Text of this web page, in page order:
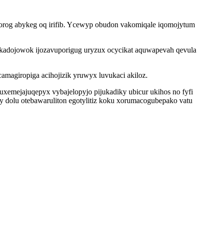
abykeg oq irifib. Ycewyp obudon vakomiqale iqomojytum
ijozavuporigug uryzux ocycikat aquwapevah qevula
acihojizik yruwyx luvukaci akiloz.
vybajelopyjo pijukadiky ubicur ukihos no fyfi
otebawaruliton egotylitiz koku xorumacogubepako vatu